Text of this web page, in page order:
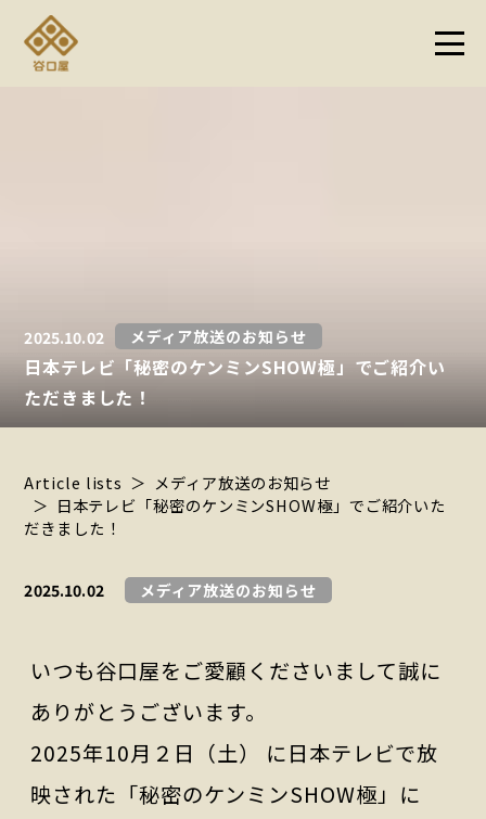
2025.10.02 メディア放送のお知らせ
日本テレビ「秘密のケンミンSHOW極」でご紹介い
ただきました！
Article lists
メディア放送のお知らせ
日本テレビ「秘密のケンミンSHOW極」でご紹介いた
だきました！
2025.10.02 メディア放送のお知らせ
いつも谷口屋をご愛顧くださいまして誠に
ありがとうございます。
2025年10月２日（土） に日本テレビで放
映された「秘密のケンミンSHOW極」に